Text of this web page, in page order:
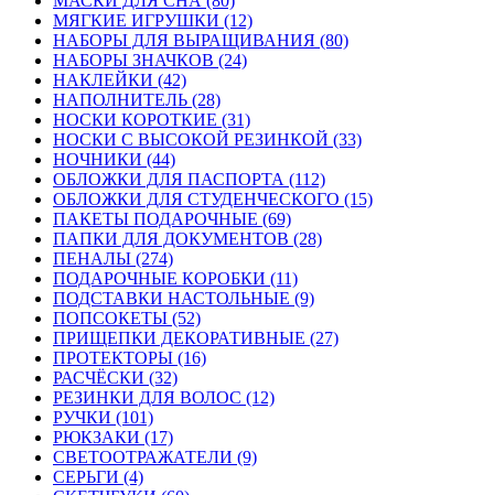
МЯГКИЕ ИГРУШКИ (12)
НАБОРЫ ДЛЯ ВЫРАЩИВАНИЯ (80)
НАБОРЫ ЗНАЧКОВ (24)
НАКЛЕЙКИ (42)
НАПОЛНИТЕЛЬ (28)
НОСКИ КОРОТКИЕ (31)
НОСКИ С ВЫСОКОЙ РЕЗИНКОЙ (33)
НОЧНИКИ (44)
ОБЛОЖКИ ДЛЯ ПАСПОРТА (112)
ОБЛОЖКИ ДЛЯ СТУДЕНЧЕСКОГО (15)
ПАКЕТЫ ПОДАРОЧНЫЕ (69)
ПАПКИ ДЛЯ ДОКУМЕНТОВ (28)
ПЕНАЛЫ (274)
ПОДАРОЧНЫЕ КОРОБКИ (11)
ПОДСТАВКИ НАСТОЛЬНЫЕ (9)
ПОПСОКЕТЫ (52)
ПРИЩЕПКИ ДЕКОРАТИВНЫЕ (27)
ПРОТЕКТОРЫ (16)
РАСЧЁСКИ (32)
РЕЗИНКИ ДЛЯ ВОЛОС (12)
РУЧКИ (101)
РЮКЗАКИ (17)
СВЕТООТРАЖАТЕЛИ (9)
СЕРЬГИ (4)